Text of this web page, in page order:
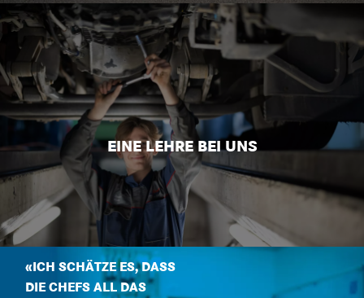
EINE LEHRE BEI UNS
«ICH SCHÄTZE ES, DASS
DIE CHEFS ALL DAS